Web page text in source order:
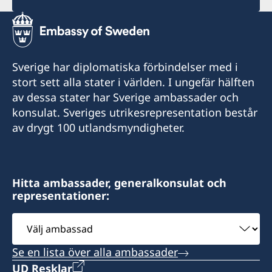
Sverige har diplomatiska förbindelser med i
stort sett alla stater i världen. I ungefär hälften
av dessa stater har Sverige ambassader och
konsulat. Sveriges utrikesrepresentation består
av drygt 100 utlandsmyndigheter.
Hitta ambassader, generalkonsulat och
representationer:
Välj
ambassad
Se en lista över alla ambassader
UD Resklar